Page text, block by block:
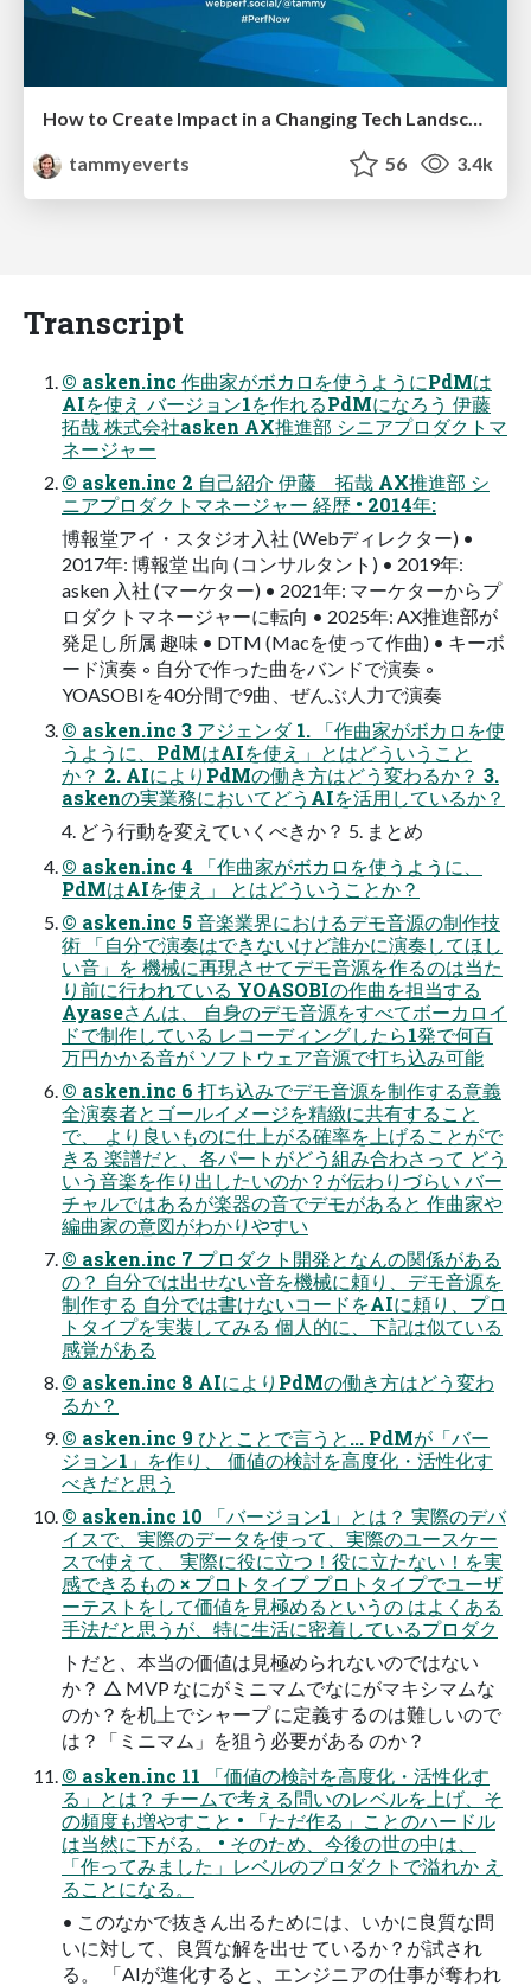
tammyeverts
56 3.4k
Transcript
© asken.inc 作曲家がボカロを使うようにPdMは
AIを使え バージョン1を作れるPdMになろう 伊藤
拓哉 株式会社asken AX推進部 シニアプロダクトマ
ネージャー
© asken.inc 2 自己紹介 伊藤 拓哉 AX推進部 シ
ニアプロダクトマネージャー 経歴 • 2014年:
博報堂アイ・スタジオ入社 (Webディレクター) •
2017年: 博報堂 出向 (コンサルタント) • 2019年:
asken 入社 (マーケター) • 2021年: マーケターからプ
ロダクトマネージャーに転向 • 2025年: AX推進部が
発足し所属 趣味 • DTM (Macを使って作曲) • キーボ
ード演奏 ◦ 自分で作った曲をバンドで演奏 ◦
YOASOBIを40分間で9曲、ぜんぶ人力で演奏
© asken.inc 3 アジェンダ 1. 「作曲家がボカロを使
うように、PdMはAIを使え」とはどういうこと
か？ 2. AIによりPdMの働き方はどう変わるか？ 3.
askenの実業務においてどうAIを活用しているか？
4. どう行動を変えていくべきか？ 5. まとめ
© asken.inc 4 「作曲家がボカロを使うように、
PdMはAIを使え」 とはどういうことか？
© asken.inc 5 音楽業界におけるデモ音源の制作技
術 「自分で演奏はできないけど誰かに演奏してほし
い音」を 機械に再現させてデモ音源を作るのは当た
り前に行われている YOASOBIの作曲を担当する
Ayaseさんは、 自身のデモ音源をすべてボーカロイ
ドで制作している レコーディングしたら1発で何百
万円かかる音が ソフトウェア音源で打ち込み可能
© asken.inc 6 打ち込みでデモ音源を制作する意義
全演奏者とゴールイメージを精緻に共有すること
で、 より良いものに仕上がる確率を上げることがで
きる 楽譜だと、各パートがどう組み合わさって どう
いう音楽を作り出したいのか？が伝わりづらい バー
チャルではあるが楽器の音でデモがあると 作曲家や
編曲家の意図がわかりやすい
© asken.inc 7 プロダクト開発となんの関係がある
の？ 自分では出せない音を機械に頼り、デモ音源を
制作する 自分では書けないコードをAIに頼り、プロ
トタイプを実装してみる 個人的に、下記は似ている
感覚がある
© asken.inc 8 AIによりPdMの働き方はどう変わ
るか？
© asken.inc 9 ひとことで言うと... PdMが「バー
ジョン1」を作り、 価値の検討を高度化・活性化す
べきだと思う
© asken.inc 10 「バージョン1」とは？ 実際のデバ
イスで、実際のデータを使って、実際のユースケー
スで使えて、 実際に役に立つ！役に立たない！を実
感できるもの × プロトタイプ プロトタイプでユーザ
ーテストをして価値を見極めるというの はよくある
手法だと思うが、特に生活に密着しているプロダク
トだと、本当の価値は見極められないのではない
か？ △ MVP なにがミニマムでなにがマキシマムな
のか？を机上でシャープ に定義するのは難しいので
は？「ミニマム」を狙う必要がある のか？
© asken.inc 11 「価値の検討を高度化・活性化す
る」とは？ チームで考える問いのレベルを上げ、そ
の頻度も増やすこと • 「ただ作る」ことのハードル
は当然に下がる。 • そのため、今後の世の中は、
「作ってみました」レベルのプロダクトで溢れか え
ることになる。
• このなかで抜きん出るためには、いかに良質な問
いに対して、良質な解を出せ ているか？が試され
る。 「AIが進化すると、エンジニアの仕事が奪われ